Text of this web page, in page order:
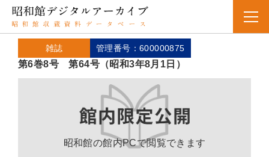
雑誌 管理番号：600000875
第6巻8号 第64号（昭和3年8月1日）
昭和館の館内PCで閲覧できます